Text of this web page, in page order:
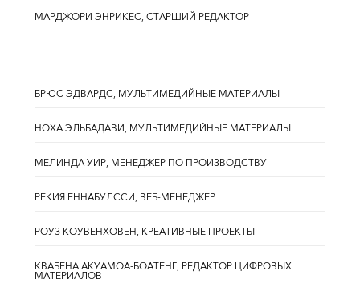
МАРДЖОРИ ЭНРИКЕС, СТАРШИЙ РЕДАКТОР
БРЮС ЭДВАРДС, МУЛЬТИМЕДИЙНЫЕ МАТЕРИАЛЫ
НОХА ЭЛЬБАДАВИ, МУЛЬТИМЕДИЙНЫЕ МАТЕРИАЛЫ
МЕЛИНДА УИР, МЕНЕДЖЕР ПО ПРОИЗВОДСТВУ
РЕКИЯ ЕННАБУЛССИ, ВЕБ-МЕНЕДЖЕР
РОУЗ КОУВЕНХОВЕН, КРЕАТИВНЫЕ ПРОЕКТЫ
КВАБЕНА АКУАМОА-БОАТЕНГ, РЕДАКТОР ЦИФРОВЫХ
МАТЕРИАЛОВ